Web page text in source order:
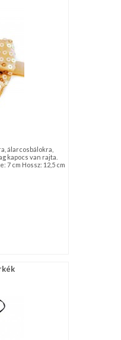
álarcosbálokra,
kapocs van rajta.
7 cm Hossz: 12,5 cm